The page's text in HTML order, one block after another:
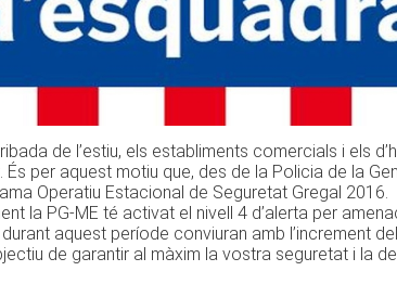
de l’estiu, els establiments comercials i els
És per aquest motiu que, des de la Policia de la
Operatiu Estacional de Seguretat Gregal 2016.
la PG-ME té activat el nivell 4 d’alerta per
aquest període conviuran amb l’increment
de garantir al màxim la vostra seguretat i la